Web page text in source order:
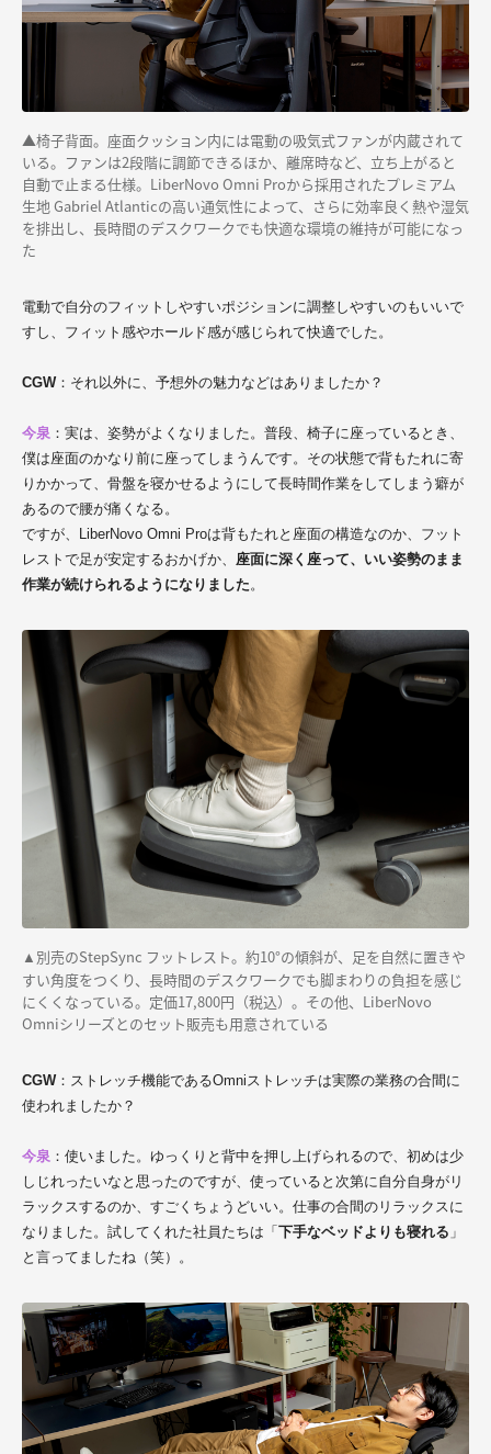
▲椅子背面。座面クッション内には電動の吸気式ファンが内蔵されて
いる。ファンは2段階に調節できるほか、離席時など、立ち上がると
自動で止まる仕様。LiberNovo Omni Proから採用されたプレミアム
生地 Gabriel Atlanticの高い通気性によって、さらに効率良く熱や湿気
を排出し、長時間のデスクワークでも快適な環境の維持が可能になっ
た
電動で自分のフィットしやすいポジションに調整しやすいのもいいで
すし、フィット感やホールド感が感じられて快適でした。
CGW：それ以外に、予想外の魅力などはありましたか？
今泉 ：実は、姿勢がよくなりました。普段、椅子に座っているとき、
僕は座面のかなり前に座ってしまうんです。その状態で背もたれに寄
りかかって、骨盤を寝かせるようにして長時間作業をしてしまう癖が
あるので腰が痛くなる。
ですが、LiberNovo Omni Proは背もたれと座面の構造なのか、フット
レストで足が安定するおかげか、 座面に深く座って、いい姿勢のまま
作業が続けられるようになりました。
▲ 別売のStepSync フットレスト。約10°の傾斜が、足を自然に置きや
すい角度をつくり、長時間のデスクワークでも脚まわりの負担を感じ
にくくなっている。定価17,800円（税込）。その他、LiberNovo
Omniシリーズとのセット販売も用意されている
CGW：ストレッチ機能であるOmniストレッチは実際の業務の合間に
使われましたか？
今泉 ：使いました。ゆっくりと背中を押し上げられるので、初めは少
しじれったいなと思ったのですが、使っていると次第に自分自身がリ
ラックスするのか、すごくちょうどいい。仕事の合間のリラックスに
なりました。試してくれた社員たちは「 下手なベッドよりも寝れる 」
と言ってましたね（笑）。